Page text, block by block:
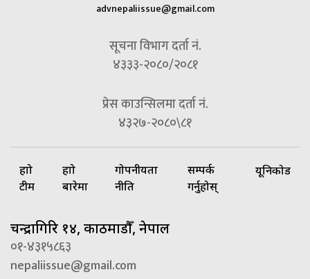
advnepaliissue@gmail.com
सूचना विभाग दर्ता नं.
४३३३-२०८०/२०८१
प्रेस काउन्सिलमा दर्ता नं.
४३२७-२०८०\८१
हाम्रो
टीम
हाम्रो
बारेमा
गोपनीयता
नीति
सम्पर्क
गर्नुहोस्
यूनिकोड
चन्द्रागिरि १४, काठमाडौँ, नेपाल
०१-४३१५८६३
nepaliissue@gmail.com